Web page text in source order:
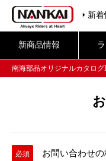
新着
新商品情報
南海部品オリジナルカタログ
必須 お問い合わせ